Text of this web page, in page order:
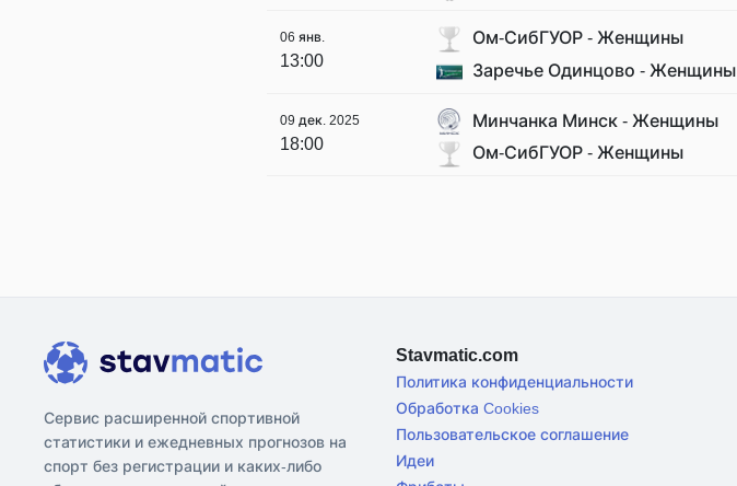
06 янв.
13:00
Ом-СибГУОР - Женщины
Заречье Одинцово - Женщины
09 дек. 2025
18:00
Минчанка Минск - Женщины
Ом-СибГУОР - Женщины
Сервис расширенной спортивной
статистики и ежедневных прогнозов на
спорт без регистрации и каких-либо
Stavmatic.com
Политика конфиденциальности
Обработка Cookies
Пользовательское соглашение
Идеи